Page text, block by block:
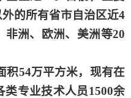
的所有省市自治区近4
非洲、欧洲、美洲等20
积54万平方米，现有在
类专业技术人员1500余